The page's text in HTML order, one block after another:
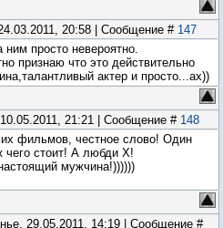
20:58 | Сообщение # 147
ним просто невероятно.
признаю что это действительно
актер и просто...ах))
21:21 | Сообщение # 148
фильмов, честное слово! Один
чего стоит! А любди Х!
мужчина!))))))
29.05.2011, 14:19 | Сообщение #